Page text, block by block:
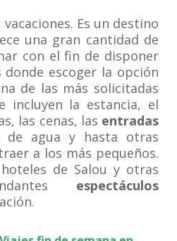
Es un destino
una gran cantidad de
con el fin de disponer
escoger la opción
de las más solicitadas
incluyen la estancia, el
las cenas, las entradas
de agua y hasta otras
a los más pequeños.
de Salou y otras
espectáculos